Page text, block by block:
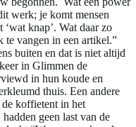
werk; je komt mensen
knap’. Wat daar zo
te vangen in een artikel.”
buiten en dat is niet altijd
in Glimmen de
in hun koude en
thuis. Een andere
koffietent in het
geen last van de